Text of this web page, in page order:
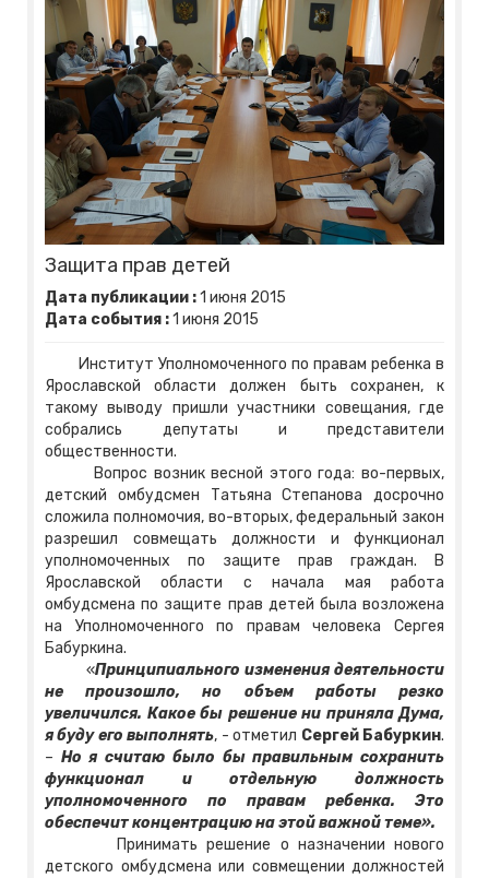
Защита прав детей
Дата публикации :1 июня 2015
Дата события :1 июня 2015
Институт Уполномоченного по правам ребенка в
Ярославской области должен быть сохранен, к
такому выводу пришли участники совещания, где
собрались депутаты и представители
общественности.
Вопрос возник весной этого года: во-первых,
детский омбудсмен Татьяна Степанова досрочно
сложила полномочия, во-вторых, федеральный закон
разрешил совмещать должности и функционал
уполномоченных по защите прав граждан. В
Ярославской области с начала мая работа
омбудсмена по защите прав детей была возложена
на Уполномоченного по правам человека Сергея
Бабуркина.
«Принципиального изменения деятельности
не произошло, но объем работы резко
увеличился. Какое бы решение ни приняла Дума,
я буду его выполнять, - отметил Сергей Бабуркин.
– Но я считаю было бы правильным сохранить
функционал и отдельную должность
уполномоченного по правам ребенка. Это
обеспечит концентрацию на этой важной теме».
Принимать решение о назначении нового
детского омбудсмена или совмещении должностей